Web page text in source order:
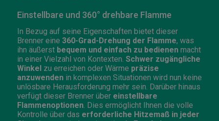
Einstellbare und 360° drehbare Flamme
In Bezug auf seine Eigenschaften bietet dieser
Brenner eine 360-Grad-Drehung der Flamme, was
ihn äußerst bequem und einfach zu bedienen macht
in einer Vielzahl von Kontexten. Schwer zugängliche
Winkel zu erreichen oder Wärme präzise
anzuwenden in komplexen Situationen wird nun keine
unlösbare Herausforderung mehr sein. Darüber hinaus
verfügt dieser Brenner über einstellbare
Flammenoptionen . Dies ermöglicht Ihnen die volle
Kontrolle über das erforderliche Hitzemaß in jeder